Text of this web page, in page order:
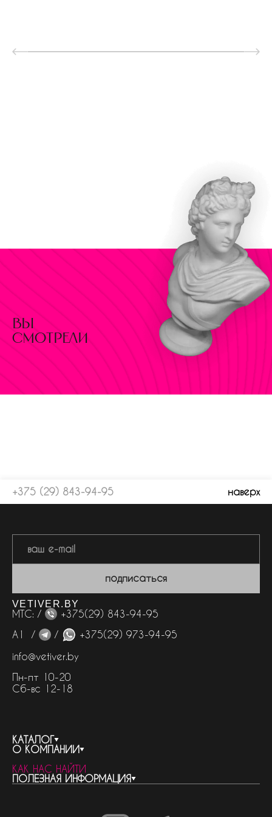
вы
смотрели
+375 (29) 843-94-95 наверх
подписаться
VETIVER.BY
МТС: /
+375(29) 843-94-95
А1 /
/
+375(29) 973-94-95
info@vetiver.by
Пн-пт 10-20
Сб-вс 12-18
КАТАЛОГ
весь каталог
бренды
женская парфюмерия
О КОМПАНИИ
контакты
о компании
КАК НАС НАЙТИ
ПОЛЕЗНАЯ ИНФОРМАЦИЯ